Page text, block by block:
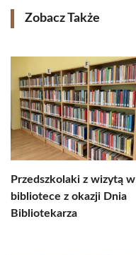
Zobacz Także
Przedszkolaki z wizytą w
bibliotece z okazji Dnia
Bibliotekarza